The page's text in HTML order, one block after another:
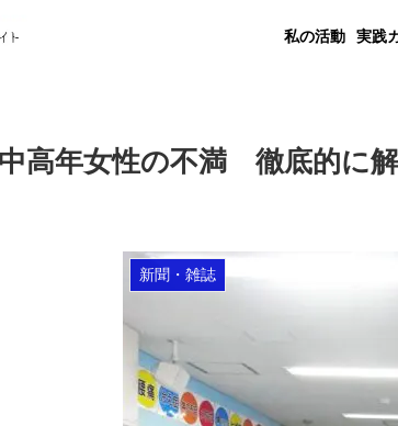
私の活動 実践
中高年女性の不満 徹底的に
新聞・雑誌